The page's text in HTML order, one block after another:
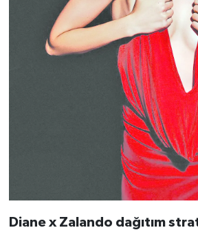
Diane x Zalando dağıtım